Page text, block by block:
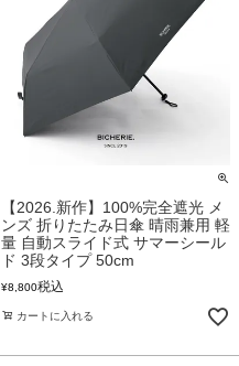
【2026.新作】100%完全遮光 メ
ンズ 折りたたみ日傘 晴雨兼用 軽
量 自動スライド式 サマーシール
ド 3段タイプ 50cm
¥8,800税込
カートに入れる